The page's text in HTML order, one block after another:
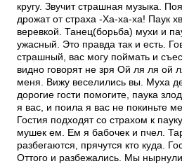
кругу. Звучит страшная музыка.
дрожат от страха -Ха-ха-ха! Паук
веревкой. Танец(борьба) мухи и
ужасный. Это правда так и есть.
страшный, вас могу поймать и
видно говорят не зря Ой ля ля ой
меня. Вижу веселились вы. Муха
дорогие гости помогите, паука
я вас, и поила я вас не покиньте
Гостия подходят со страхом к
мушек ем. Ем я бабочек и пчел.
разбегаются, прячутся кто куда.
Оттого и разбежались. Мы